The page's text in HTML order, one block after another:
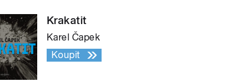
Krakatit
Karel Čapek
Koupit